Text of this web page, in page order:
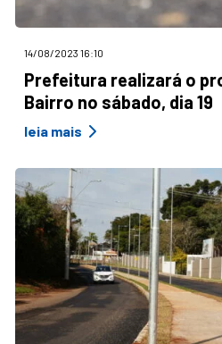
14/08/2023 16:10
Prefeitura realizará o
Bairro no sábado, dia 19
leia mais